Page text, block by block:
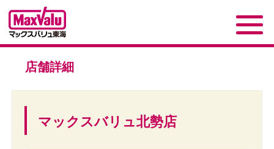
店舗詳細
マックスバリュ北勢店